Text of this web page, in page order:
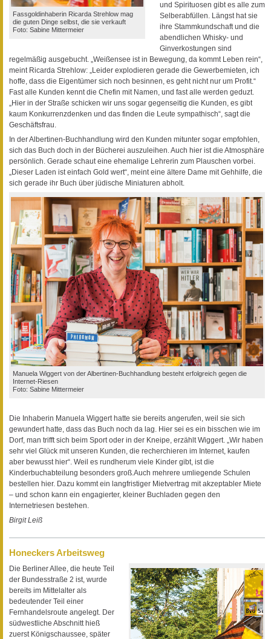
Fassgoldinhaberin Ricarda Strehlow mag
die guten Dinge selbst, die sie verkauft
Foto: Sabine Mittermeier
und Spirituosen gibt es alle zum
Selberabfüllen. Längst hat sie
ihre Stammkundschaft und die
abendlichen Whisky- und
Ginverkostungen sind
regelmäßig ausgebucht. „Weißensee ist in Bewegung, da kommt Leben rein“,
meint Ricarda Strehlow: „Leider explodieren gerade die Gewerbemieten, ich
hoffe, dass die Eigentümer sich noch besinnen, es geht nicht nur um Profit.“
Fast alle Kunden kennt die Chefin mit Namen, und fast alle werden geduzt.
„Hier in der Straße schicken wir uns sogar gegenseitig die Kunden, es gibt
kaum Konkurrenzdenken und das finden die Leute sympathisch“, sagt die
Geschäftsfrau.
In der Albertinen-Buchhandlung wird den Kunden mitunter sogar empfohlen,
sich das Buch doch in der Bücherei auszuleihen. Auch hier ist die Atmosphäre
persönlich. Gerade schaut eine ehemalige Lehrerin zum Plauschen vorbei.
„Dieser Laden ist einfach Gold wert“, meint eine ältere Dame mit Gehhilfe, die
sich gerade ihr Buch über jüdische Miniaturen abholt.
Manuela Wiggert von der Albertinen-Buchhandlung besteht erfolgreich gegen die
Internet-Riesen
Foto: Sabine Mittermeier
Die Inhaberin Manuela Wiggert hatte sie bereits angerufen, weil sie sich
gewundert hatte, dass das Buch noch da lag. Hier sei es ein bisschen wie im
Dorf, man trifft sich beim Sport oder in der Kneipe, erzählt Wiggert. „Wir haben
sehr viel Glück mit unseren Kunden, die recherchieren im Internet, kaufen
aber bewusst hier“. Weil es rundherum viele Kinder gibt, ist die
Kinderbuchabteilung besonders groß.Auch mehrere umliegende Schulen
bestellen hier. Dazu kommt ein langfristiger Mietvertrag mit akzeptabler Miete
– und schon kann ein engagierter, kleiner Buchladen gegen den
Internetriesen bestehen.
Birgit Leiß
Honeckers Arbeitsweg
Die Berliner Allee, die heute Teil
der Bundesstraße 2 ist, wurde
bereits im Mittelalter als
bedeutender Teil einer
Fernhandelsroute angelegt. Der
südwestliche Abschnitt hieß
zuerst Königschaussee, später